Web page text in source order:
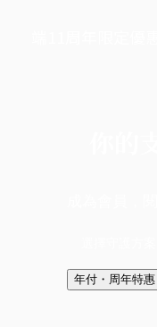
年付・周年特惠